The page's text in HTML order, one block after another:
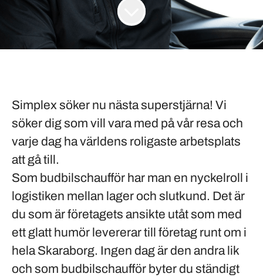
Simplex söker nu nästa superstjärna! Vi
söker dig som vill vara med på vår resa och
varje dag ha världens roligaste arbetsplats
att gå till.
Som budbilschaufför har man en nyckelroll i
logistiken mellan lager och slutkund. Det är
du som är företagets ansikte utåt som med
ett glatt humör levererar till företag runt om i
hela Skaraborg. Ingen dag är den andra lik
och som budbilschaufför byter du ständigt